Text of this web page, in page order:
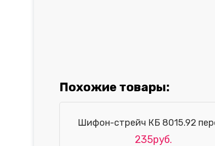
Похожие товары:
Шифон-стрейч КБ 8015.92
235руб.